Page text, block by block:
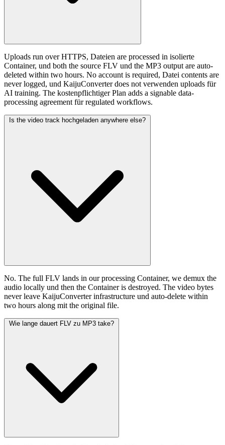
Uploads run over HTTPS, Dateien are processed in isolierte
Container, und both the source FLV und the MP3 output are auto-
deleted within two hours. No account is required, Datei contents are
never logged, und KaijuConverter does not verwenden uploads für
AI training. The kostenpflichtiger Plan adds a signable data-
processing agreement für regulated workflows.
Is the video track hochgeladen anywhere else?
No. The full FLV lands in our processing Container, we demux the
audio locally und then the Container is destroyed. The video bytes
never leave KaijuConverter infrastructure und auto-delete within
two hours along mit the original file.
Wie lange dauert FLV zu MP3 take?